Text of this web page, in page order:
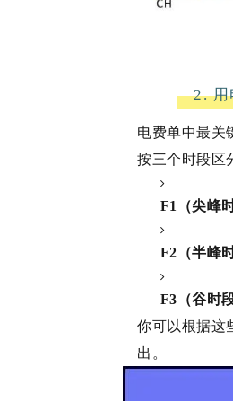
2. 用
电费单中最关
按三个时段区
F1（尖峰
F2（半峰
F3（谷时段
你可以根据这
出。